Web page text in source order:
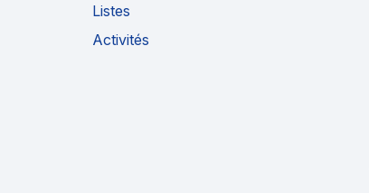
Listes
Activités